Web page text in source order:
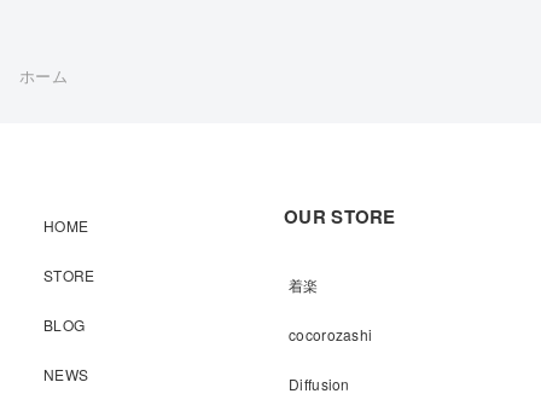
ホーム
HOME
STORE
BLOG
NEWS
OUR STORE
着楽
cocorozashi
Diffusion